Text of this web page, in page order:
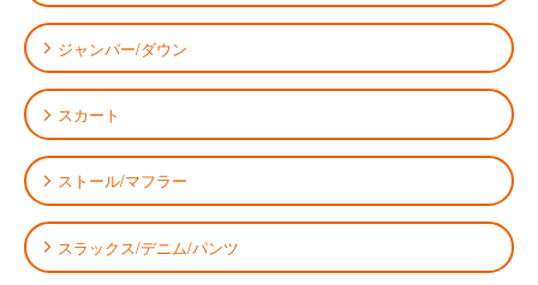
ジャンパー/ダウン
スカート
ストール/マフラー
スラックス/デニム/パンツ